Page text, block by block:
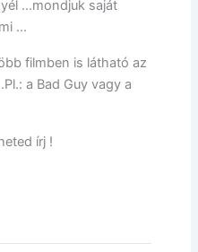
…mondjuk saját
…
filmben is látható az
a Bad Guy vagy a
írj !